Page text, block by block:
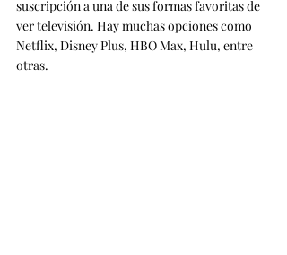
suscripción a una de sus formas favoritas de
ver televisión. Hay muchas opciones como
Netflix, Disney Plus, HBO Max, Hulu, entre
otras.